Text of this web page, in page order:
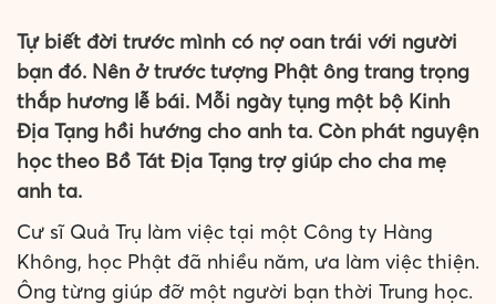
Tự biết đời trước mình có nợ oan trái với người
bạn đó. Nên ở trước tượng Phật ông trang trọng
thắp hương lễ bái. Mỗi ngày tụng một bộ Kinh
Địa Tạng hồi hướng cho anh ta. Còn phát nguyện
học theo Bồ Tát Địa Tạng trợ giúp cho cha mẹ
anh ta.
Cư sĩ Quả Trụ làm việc tại một Công ty Hàng
Không, học Phật đã nhiều năm, ưa làm việc thiện.
Ông từng giúp đỡ một người bạn thời Trung học.